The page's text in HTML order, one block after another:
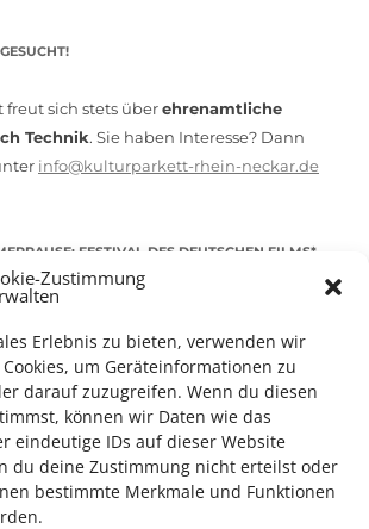
Zustimmung
Erlebnis zu bieten, verwenden wir
um Geräteinformationen zu
darauf zuzugreifen. Wenn du diesen
können wir Daten wie das
eindeutige IDs auf dieser Website
du deine Zustimmung nicht erteilst oder
bestimmte Merkmale und Funktionen
sich stets überehrenamtliche
Technik. Sie haben Interesse? Dann
info@kulturparkett-rhein-neckar.de
FESTIVAL DES DEUTSCHEN FILMS*